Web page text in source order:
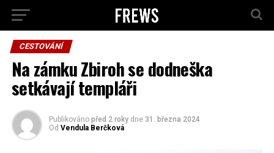
CESTOVÁNÍ
Na zámku Zbiroh se dodneška
setkávají templáři
Publikováno před 2 roky dne 31. března 2024
Od Vendula Berčková